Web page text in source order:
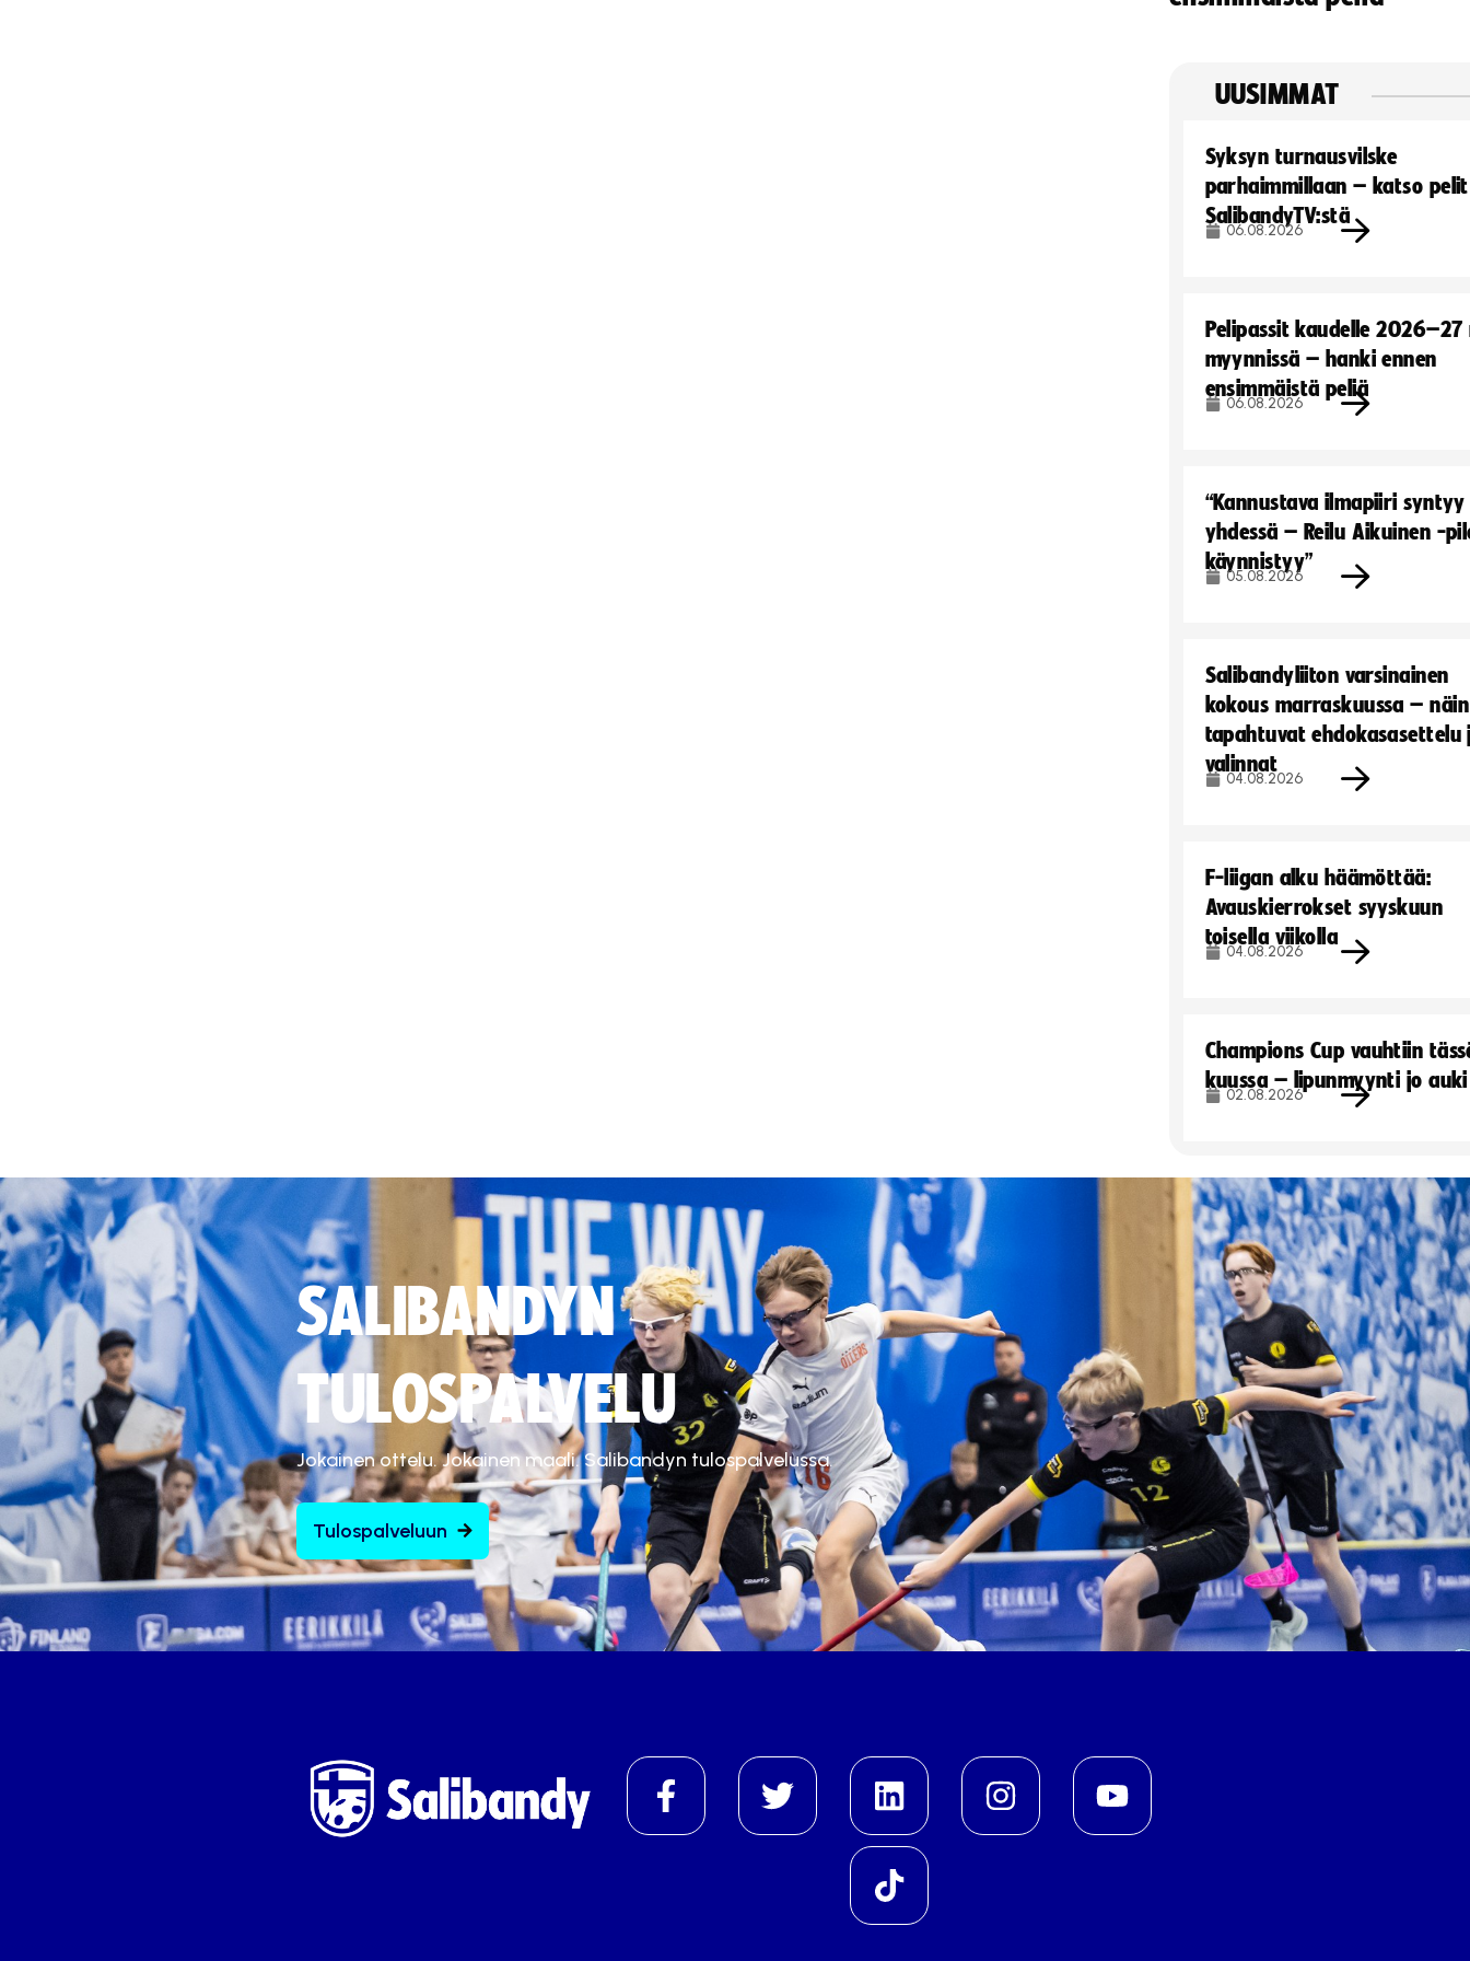
UUSIMMAT
Syksyn turnausvilske
parhaimmillaan – katso pelit
SalibandyTV:stä
06.08.2026
Pelipassit kaudelle
myynnissä – hanki ennen
ensimmäistä peliä
06.08.2026
“Kannustava ilmapiiri syntyy
yhdessä – Reilu Aikuinen -
käynnistyy”
05.08.2026
Salibandyliiton varsinainen
kokous marraskuussa – näin
tapahtuvat ehdokasasettelu
valinnat
04.08.2026
F-liigan alku häämöttää:
Avauskierrokset syyskuun
toisella viikolla
04.08.2026
Champions Cup vauhtiin
kuussa – lipunmyynti jo auki
02.08.2026
SALIBANDYN
TULOSPALVELU
Jokainen ottelu. Jokainen maali. Salibandyn tulospalvelussa.
Tulospalveluun